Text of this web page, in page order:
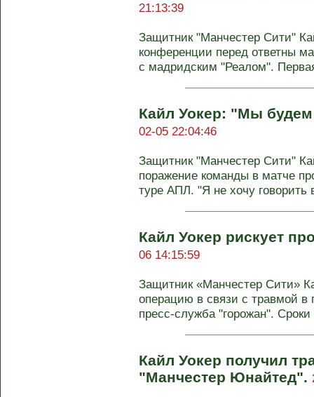
21:13:39
Защитник "Манчестер Сити"
конференции перед ответны
с мадридским "Реалом".
Кайл Уокер: "Мы
02-05 22:04:46
Защитник "Манчестер Сити"
поражение команды в матче
туре АПЛ. "Я не хочу говорить
Кайл Уокер рискует
06 14:15:59
Защитник «Манчестер Сити»
операцию в связи с травмой в
пресс-служба "горожан". Сроки
Кайл Уокер получил
"Манчестер Юнайтед".